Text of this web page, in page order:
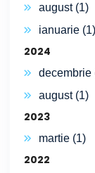
august (1)
ianuarie (1)
2024
decembrie
august (1)
2023
martie (1)
2022